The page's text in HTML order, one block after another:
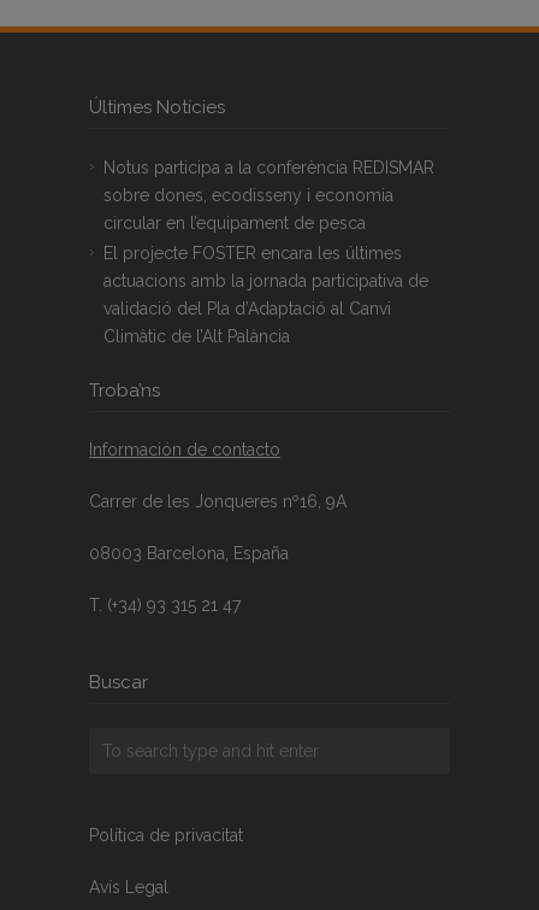
Últimes Notícies
Notus participa a la conferència REDISMAR
sobre dones, ecodisseny i economia
circular en l’equipament de pesca
El projecte FOSTER encara les últimes
actuacions amb la jornada participativa de
validació del Pla d’Adaptació al Canvi
Climàtic de l’Alt Palància
Troba’ns
Información de contacto
Carrer de les Jonqueres nº16, 9A
08003 Barcelona, España
T. (+34) 93 315 21 47
Buscar
Política de privacitat
Avís Legal